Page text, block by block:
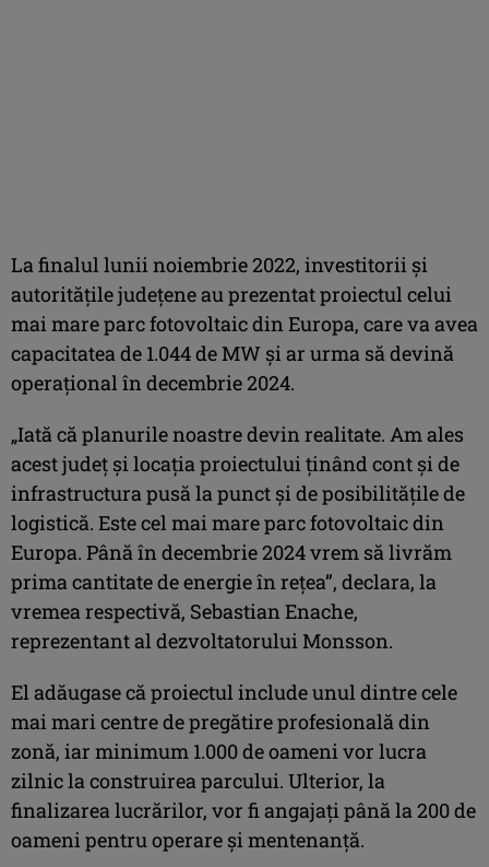
La finalul lunii noiembrie 2022, investitorii şi
autorităţile judeţene au prezentat proiectul celui
mai mare parc fotovoltaic din Europa, care va avea
capacitatea de 1.044 de MW şi ar urma să devină
operaţional în decembrie 2024.
„Iată că planurile noastre devin realitate. Am ales
acest judeţ şi locaţia proiectului ţinând cont şi de
infrastructura pusă la punct şi de posibilităţile de
logistică. Este cel mai mare parc fotovoltaic din
Europa. Până în decembrie 2024 vrem să livrăm
prima cantitate de energie în reţea”, declara, la
vremea respectivă, Sebastian Enache,
reprezentant al dezvoltatorului Monsson.
El adăugase că proiectul include unul dintre cele
mai mari centre de pregătire profesională din
zonă, iar minimum 1.000 de oameni vor lucra
zilnic la construirea parcului. Ulterior, la
finalizarea lucrărilor, vor fi angajaţi până la 200 de
oameni pentru operare şi mentenanţă.